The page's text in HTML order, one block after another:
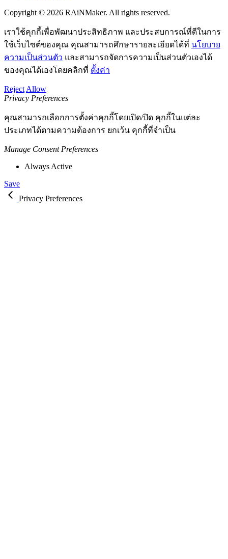
Copyright © 2026 RAiNMaker. All rights reserved.
เราใช้คุกกี้เพื่อพัฒนาประสิทธิภาพ และประสบการณ์ที่ดีในการ
ใช้เว็บไซต์ของคุณ คุณสามารถศึกษารายละเอียดได้ที่ นโยบาย
ความเป็นส่วนตัว และสามารถจัดการความเป็นส่วนตัวเองได้
ของคุณได้เองโดยคลิกที่ ตั้งค่า
Reject Allow
Privacy Preferences
คุณสามารถเลือกการตั้งค่าคุกกี้โดยเปิด/ปิด คุกกี้ในแต่ละ
ประเภทได้ตามความต้องการ ยกเว้น คุกกี้ที่จำเป็น
Manage Consent Preferences
Always Active
Save
Privacy Preferences